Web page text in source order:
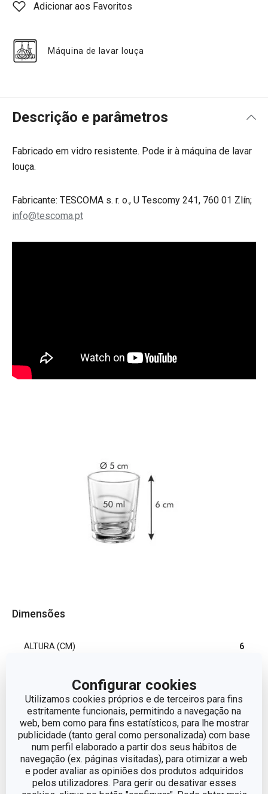
Configurar cookies
Utilizamos cookies próprios e de terceiros para fins
estritamente funcionais, permitindo a navegação na
web, bem como para fins estatísticos, para lhe mostrar
publicidade (tanto geral como personalizada) com base
num perfil elaborado a partir dos seus hábitos de
navegação (ex. páginas visitadas), para otimizar a web
e poder avaliar as opiniões dos produtos adquiridos
pelos utilizadores. Para gerir ou desativar esses
Adicionar aos Favoritos
Máquina de lavar louça
Descrição e parâmetros
Fabricado em vidro resistente. Pode ir à máquina de lavar
louça.
Fabricante: TESCOMA s. r. o., U Tescomy 241, 760 01 Zlín;
info@tescoma.pt
Dimensões
ALTURA (CM) 6
DIÂMETRO 5
Outros parâmetros
CATEGORIA Copo